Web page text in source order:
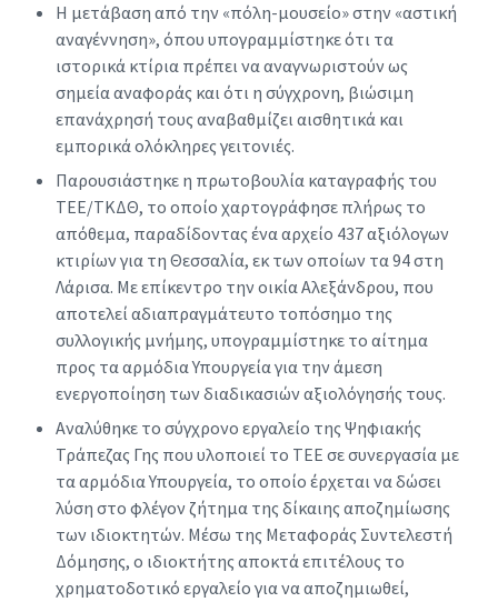
Η μετάβαση από την «πόλη-μουσείο» στην «αστική
αναγέννηση», όπου υπογραμμίστηκε ότι τα
ιστορικά κτίρια πρέπει να αναγνωριστούν ως
σημεία αναφοράς και ότι η σύγχρονη, βιώσιμη
επανάχρησή τους αναβαθμίζει αισθητικά και
εμπορικά ολόκληρες γειτονιές.
Παρουσιάστηκε η πρωτοβουλία καταγραφής του
ΤΕΕ/ΤΚΔΘ, το οποίο χαρτογράφησε πλήρως το
απόθεμα, παραδίδοντας ένα αρχείο 437 αξιόλογων
κτιρίων για τη Θεσσαλία, εκ των οποίων τα 94 στη
Λάρισα. Με επίκεντρο την οικία Αλεξάνδρου, που
αποτελεί αδιαπραγμάτευτο τοπόσημο της
συλλογικής μνήμης, υπογραμμίστηκε το αίτημα
προς τα αρμόδια Υπουργεία για την άμεση
ενεργοποίηση των διαδικασιών αξιολόγησής τους.
Αναλύθηκε το σύγχρονο εργαλείο της Ψηφιακής
Τράπεζας Γης που υλοποιεί το ΤΕΕ σε συνεργασία με
τα αρμόδια Υπουργεία, το οποίο έρχεται να δώσει
λύση στο φλέγον ζήτημα της δίκαιης αποζημίωσης
των ιδιοκτητών. Μέσω της Μεταφοράς Συντελεστή
Δόμησης, ο ιδιοκτήτης αποκτά επιτέλους το
χρηματοδοτικό εργαλείο για να αποζημιωθεί,